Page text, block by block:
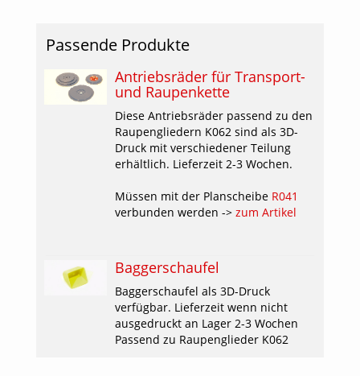
Passende Produkte
Antriebsräder für Transport-
und Raupenkette
Diese Antriebsräder passend zu den
Raupengliedern K062 sind als 3D-
Druck mit verschiedener Teilung
erhältlich. Lieferzeit 2-3 Wochen.
Müssen mit der Planscheibe R041
verbunden werden -> zum Artikel
Baggerschaufel
Baggerschaufel als 3D-Druck
verfügbar. Lieferzeit wenn nicht
ausgedruckt an Lager 2-3 Wochen
Passend zu Raupenglieder K062